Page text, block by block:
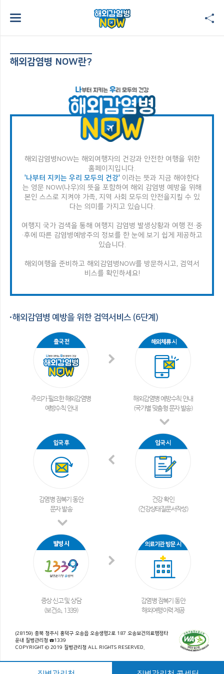
해외감염병 NOW란?
해외감염병NOW는 해외여행자의 건강과 안전한 여행을 위한
홈페이지입니다.
'나부터 지키는 우리 모두의 건강' 이라는 뜻과 지금 해야한다
는 영문 NOW(나우)의 뜻을 포함하여 해외 감염병 예방을 위해
본인 스스로 지켜야 가족, 지역 사회 모두의 안전을지킬 수 있
다는 의미를 가지고 있습니다.
여행지 국가 검색을 통해 여행지 감염병 발생상황과 여행 전·중
·후에 따른 감염병예방주의 정보를 한 눈에 보기 쉽게 제공하고
있습니다.
해외여행을 준비하고 해외감염병NOW를 방문하시고, 검역서
비스를 확인하세요!
해외감염병 예방을 위한 검역서비스 (6단계)
주의가 필요한 해외감염병
예방수칙 안내
해외감염병 예방수칙 안내
(국가별 맞춤형 문자 발송)
건강 확인
(건강상태질문서작성)
감염병 잠복기 동안
문자 발송
증상 신고 및 상담
(보건소, 1339)
감염병 잠복기 동안
해외여행이력 제공
(28159) 충북 청주시 흥덕구 오송읍 오송생명2로 187 오송보건의료행정타
운내 질병관리청 ☎1339
COPYRIGHT © 2019 질병관리청 ALL RIGHTS RESERVED.